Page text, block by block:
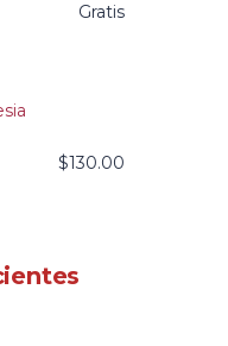
Gratis
$130.00